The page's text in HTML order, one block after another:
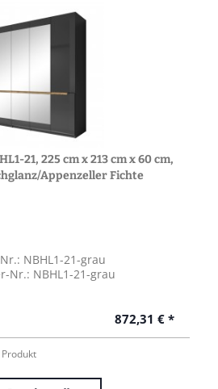
21, 225 cm x 213 cm x 60 cm,
Appenzeller Fichte
NBHL1-21-grau
Nr.: NBHL1-21-grau
872,31 € *